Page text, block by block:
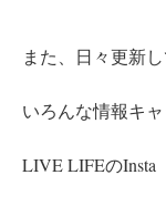
また、日々更新
いろんな情報キ
LIVE LIFEのInsta